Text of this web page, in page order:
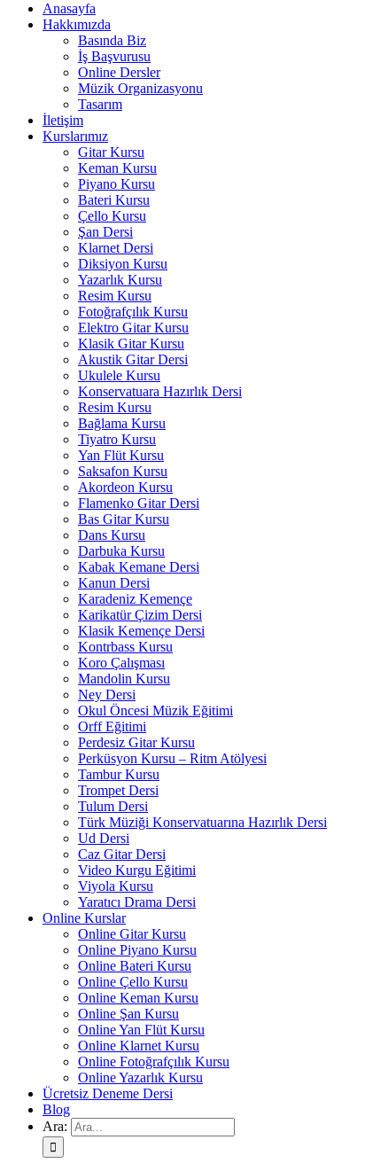
Anasayfa
Hakkımızda
Basında Biz
İş Başvurusu
Online Dersler
Müzik Organizasyonu
Tasarım
İletişim
Kurslarımız
Gitar Kursu
Keman Kursu
Piyano Kursu
Bateri Kursu
Çello Kursu
Şan Dersi
Klarnet Dersi
Diksiyon Kursu
Yazarlık Kursu
Resim Kursu
Fotoğrafçılık Kursu
Elektro Gitar Kursu
Klasik Gitar Kursu
Akustik Gitar Dersi
Ukulele Kursu
Konservatuara Hazırlık Dersi
Resim Kursu
Bağlama Kursu
Tiyatro Kursu
Yan Flüt Kursu
Saksafon Kursu
Akordeon Kursu
Flamenko Gitar Dersi
Bas Gitar Kursu
Dans Kursu
Darbuka Kursu
Kabak Kemane Dersi
Kanun Dersi
Karadeniz Kemençe
Karikatür Çizim Dersi
Klasik Kemençe Dersi
Kontrbass Kursu
Koro Çalışması
Mandolin Kursu
Ney Dersi
Okul Öncesi Müzik Eğitimi
Orff Eğitimi
Perdesiz Gitar Kursu
Perküsyon Kursu – Ritm Atölyesi
Tambur Kursu
Trompet Dersi
Tulum Dersi
Türk Müziği Konservatuarına Hazırlık Dersi
Ud Dersi
Caz Gitar Dersi
Video Kurgu Eğitimi
Viyola Kursu
Yaratıcı Drama Dersi
Online Kurslar
Online Gitar Kursu
Online Piyano Kursu
Online Bateri Kursu
Online Çello Kursu
Online Keman Kursu
Online Şan Kursu
Online Yan Flüt Kursu
Online Klarnet Kursu
Online Fotoğrafçılık Kursu
Online Yazarlık Kursu
Ücretsiz Deneme Dersi
Blog
Ara: